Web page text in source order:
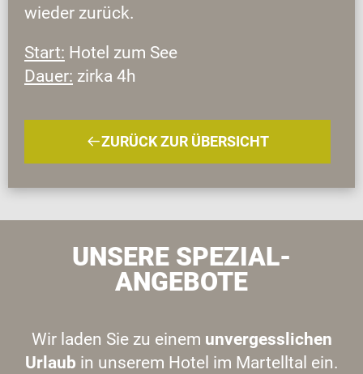
wieder zurück.
Start: Hotel zum See
Dauer: zirka 4h
ZURÜCK ZUR ÜBERSICHT
UNSERE SPEZIAL-
ANGEBOTE
Wir laden Sie zu einem unvergesslichen
Urlaub in unserem Hotel im Martelltal ein.